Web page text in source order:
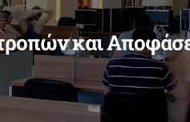
και